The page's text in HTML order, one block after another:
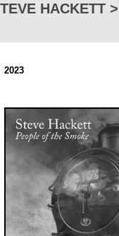
HACKETT
2023